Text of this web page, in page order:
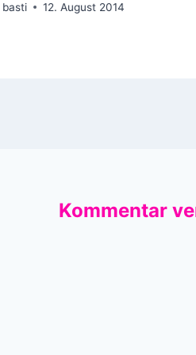
basti 12. August 2014
Kommentar